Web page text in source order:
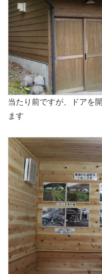
当たり前ですが、ドアを
ます